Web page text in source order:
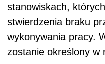
stanowiskach,
stwierdzenia braku
wykonywania pracy.
zostanie określony w